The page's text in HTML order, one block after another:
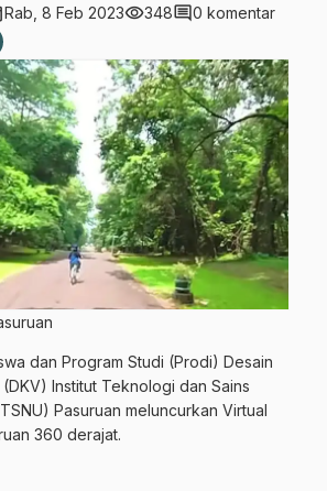
Rab, 8 Feb 2023visibility348comment0 komentar
dan Program Studi (Prodi) Desain
Institut Teknologi dan Sains
Pasuruan meluncurkan Virtual
360 derajat.